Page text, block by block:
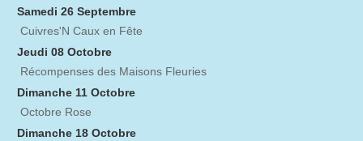
Samedi 26 Septembre
Cuivres'N Caux en Fête
Jeudi 08 Octobre
Récompenses des Maisons Fleuries
Dimanche 11 Octobre
Octobre Rose
Dimanche 18 Octobre